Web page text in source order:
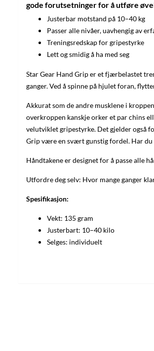
gode forutsetninger for å utføre
Justerbar motstand på 10–40 kg
Passer alle nivåer, uavhengig av
Treningsredskap for gripestyrke
Lett og smidig å ha med seg
Star Gear Hand Grip er et fjærbelastet
ganger. Ved å spinne på hjulet foran,
Akkurat som de andre musklene i
overkroppen kanskje orker et par chins
velutviklet gripestyrke. Det gjelder også
Grip være en svært gunstig fordel. Har
Håndtakene er designet for å passe alle
Utfordre deg selv: Hvor mange ganger
Spesifikasjon:
Vekt: 135 gram
Justerbart: 10–40 kilo
Selges: individuelt